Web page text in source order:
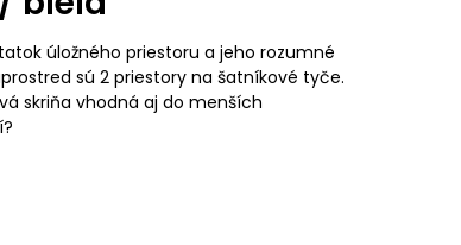
úložného priestoru a jeho rozumné
sú 2 priestory na šatníkové tyče.
skriňa vhodná aj do menších